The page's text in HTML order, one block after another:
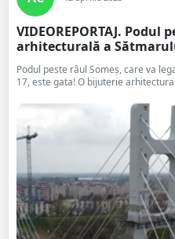
VIDEOREPORTAJ. Podul
arhitecturală a
Podul peste râul Someș, care va
17, este gata! O bijuterie